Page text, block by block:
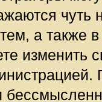
чуть
а также
изменить